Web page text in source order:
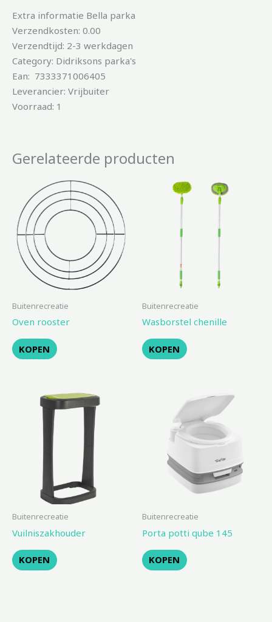
Extra informatie Bella parka
Verzendkosten: 0.00
Verzendtijd: 2-3 werkdagen
Category: Didriksons parka's
Ean: 7333371006405
Leverancier: Vrijbuiter
Voorraad: 1
Gerelateerde producten
Buitenrecreatie
Oven rooster
KOPEN
Buitenrecreatie
Wasborstel chenille
KOPEN
Buitenrecreatie
Vuilniszakhouder
KOPEN
Buitenrecreatie
Porta potti qube 145
KOPEN